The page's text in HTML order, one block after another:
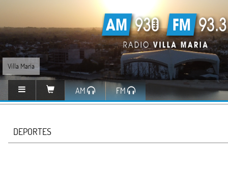
Villa María
AM FM
DEPORTES